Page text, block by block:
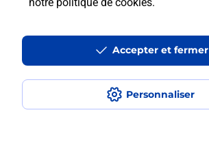
Personnaliser
Accepter et fermer
Accessibilité : partiellement conforme
Conditions contractuelles
Mentions légales